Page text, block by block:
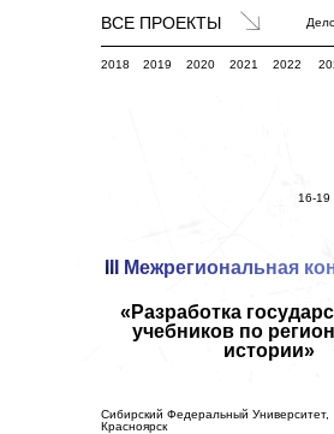
2018 2019 2020 2021 2022
ВСЕ ПРОЕКТЫ
III Межрегиональная
Сибирский Федеральный Университет,
Красноярск
«Разработка
учебников по
истории»
16-19